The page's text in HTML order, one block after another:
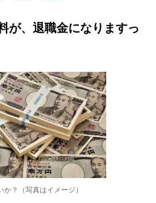
が、退職金になりますっ
？（写真はイメージ）